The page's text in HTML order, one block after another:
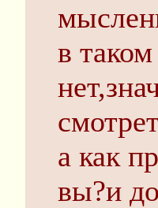
в
а как
вы?и